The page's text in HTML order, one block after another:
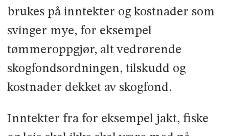
brukes på inntekter og kostnader som
svinger mye, for eksempel
tømmeroppgjør, alt vedrør­ende
skogfondsordningen, tilskudd og
kostnader dekket av skogfond.
Inntekter fra for eksempel jakt, fiske